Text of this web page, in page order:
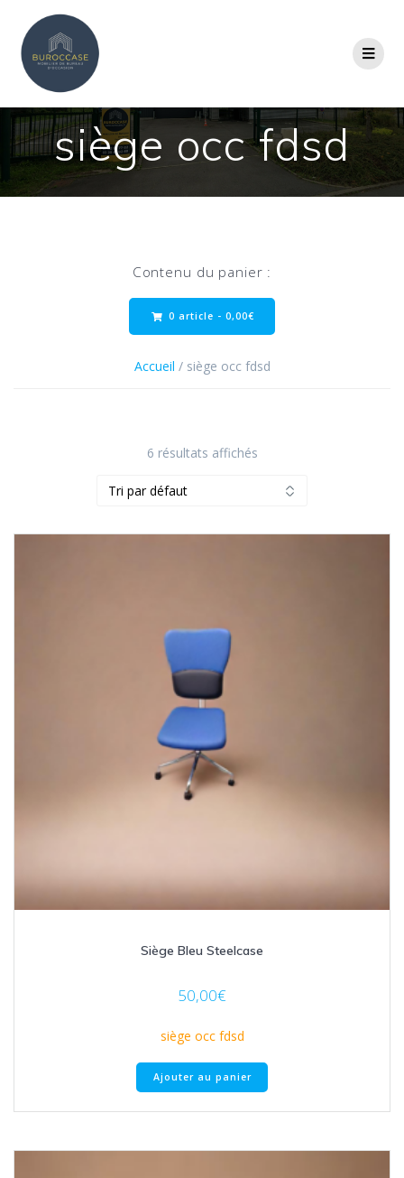
siège occ fdsd
Contenu du panier :
0 article - 0,00€
Accueil / siège occ fdsd
6 résultats affichés
Siège Bleu Steelcase
50,00€
siège occ fdsd
Ajouter au panier